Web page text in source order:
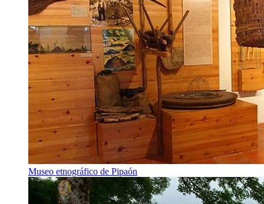
Museo etnográfico de Pipaón